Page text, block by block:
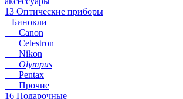
13 Оптические приборы
Бинокли
Canon
Celestron
Nikon
Olympus
Pentax
Прочие
16 Подарочные